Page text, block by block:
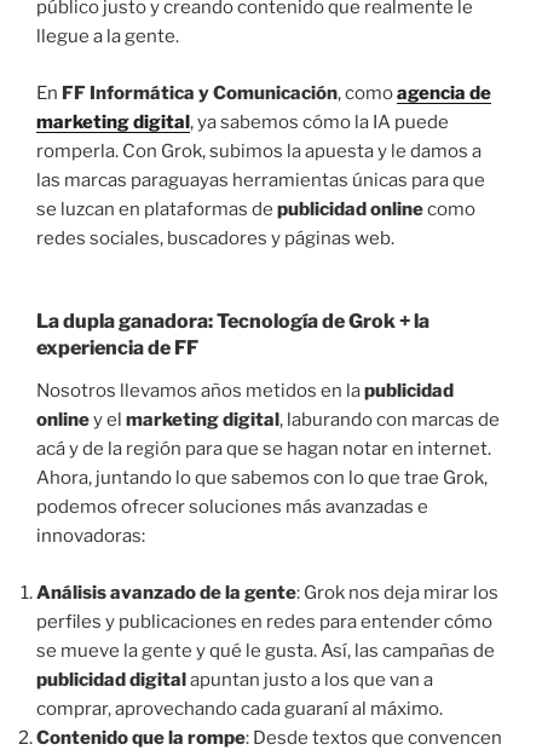
público justo y creando contenido que realmente le
llegue a la gente.
En FF Informática y Comunicación, comoagencia de
marketing digital, ya sabemos cómo la IA puede
romperla. Con Grok, subimos la apuesta y le damos a
las marcas paraguayas herramientas únicas para que
se luzcan en plataformas de publicidad onlinecomo
redes sociales, buscadores y páginas web.
La dupla ganadora: Tecnología de Grok + la
experiencia de FF
Nosotros llevamos años metidos en lapublicidad
onliney el marketing digital, laburando con marcas de
acá y de la región para que se hagan notar en internet.
Ahora, juntando lo que sabemos con lo que trae Grok,
podemos ofrecer soluciones más avanzadas e
innovadoras:
Análisis avanzado de la gente: Grok nos deja mirar los
perfiles y publicaciones en redes para entender cómo
se mueve la gente y qué le gusta. Así, las campañas de
publicidad digitalapuntan justo a los que van a
comprar, aprovechando cada guaraní al máximo.
Contenido que la rompe: Desde textos que convencen